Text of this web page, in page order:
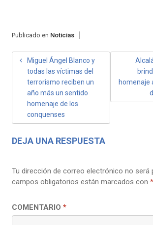
Publicado en Noticias
NAVEGACIÓN
ENTRADAS
Miguel Ángel Blanco y
todas las víctimas del
terrorismo reciben un
año más un sentido
homenaje de los
conquenses
homenaje
DEJA UNA RESPUESTA
Tu dirección de correo electrónico no será
campos obligatorios están marcados con *
COMENTARIO *